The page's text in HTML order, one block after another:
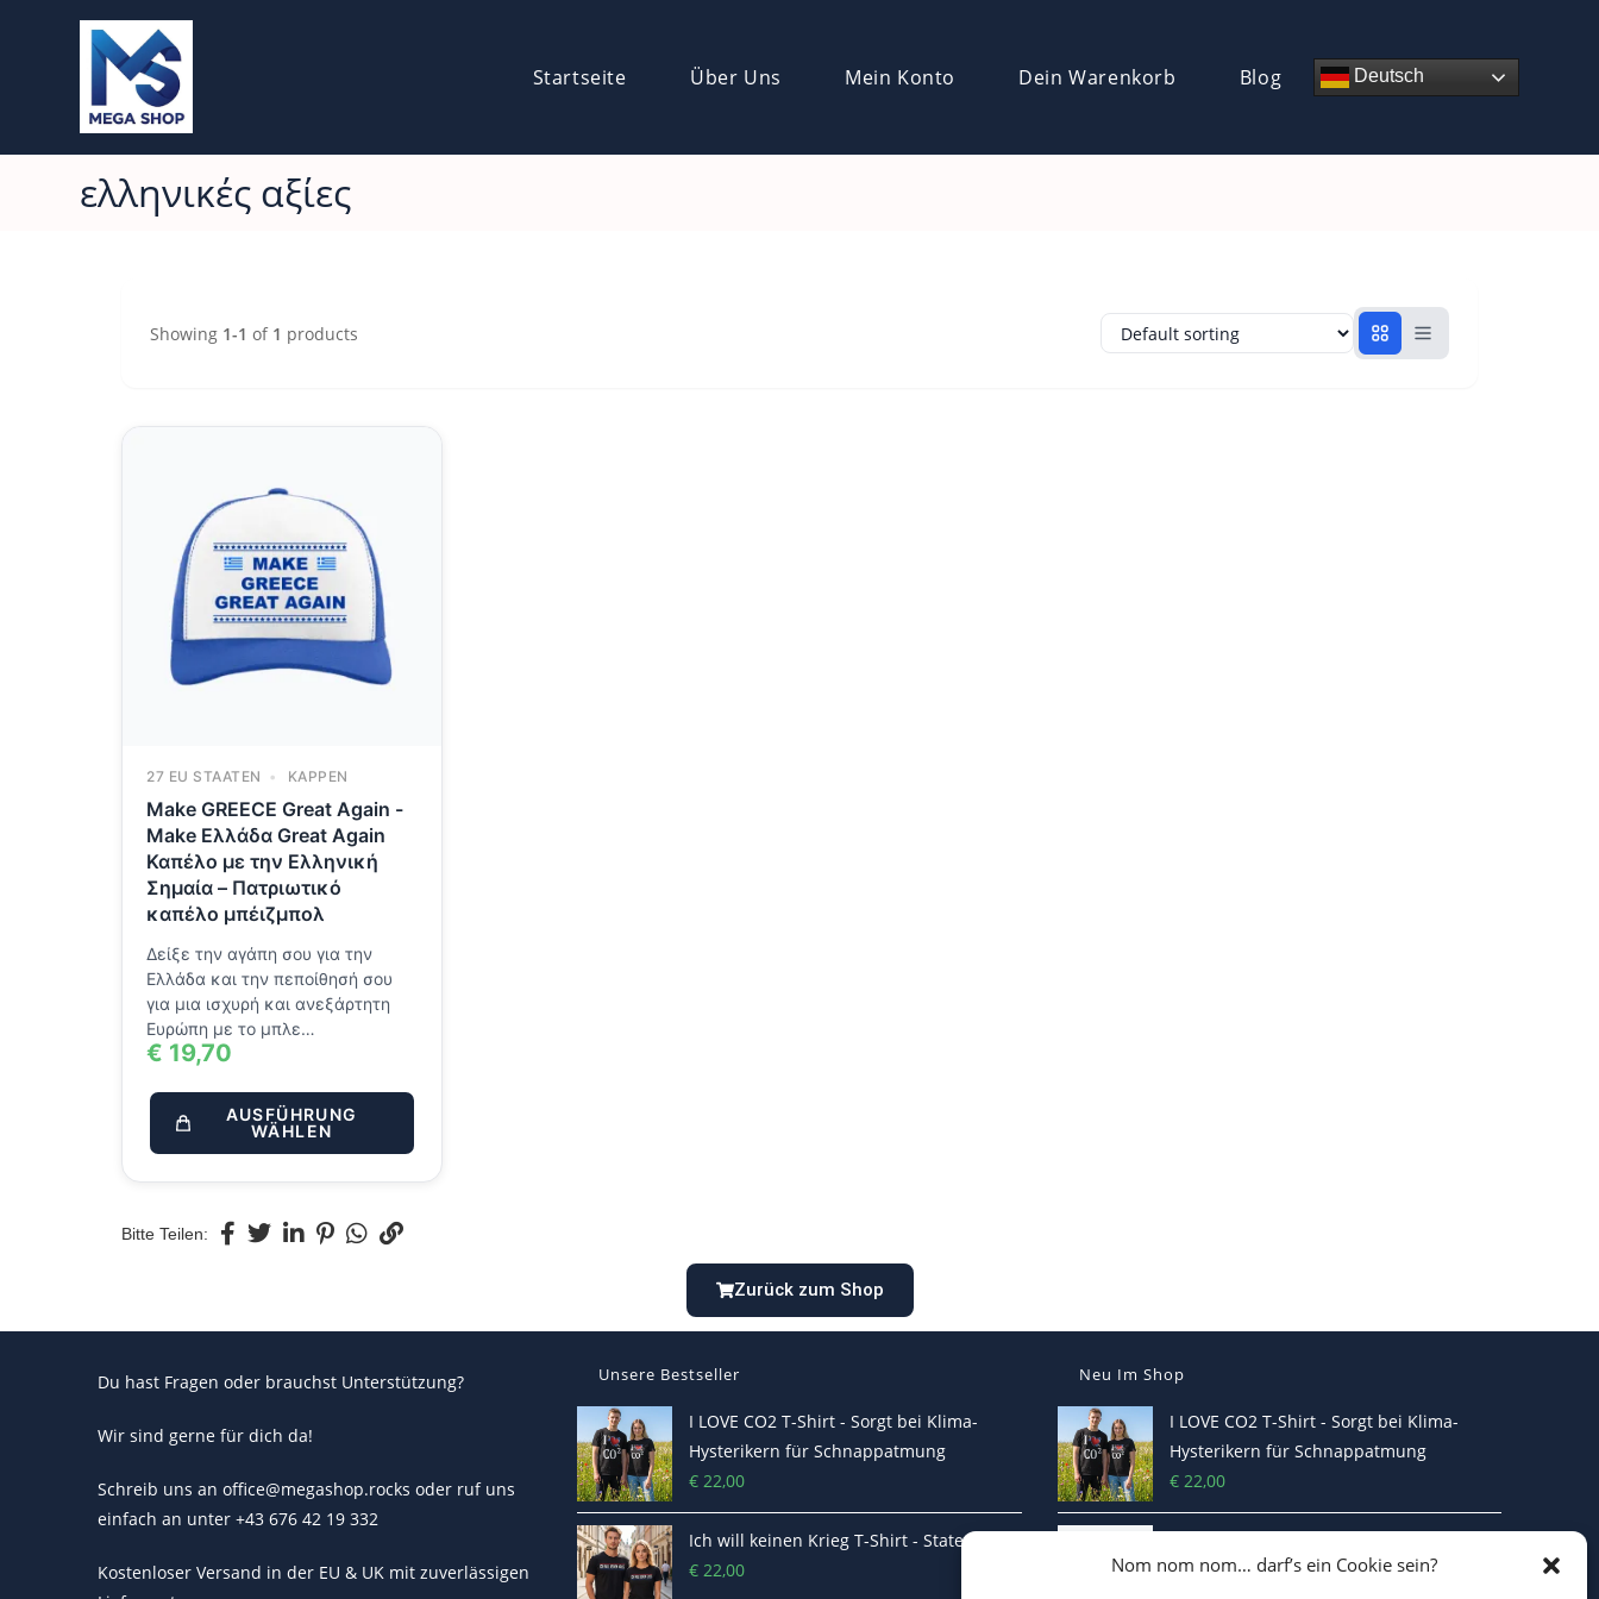
Nom nom nom… darf’s ein Cookie sein?
Deutsch
Startseite Über Uns Mein Konto Dein Warenkorb Blog
ελληνικές αξίες
Showing 1-1 of 1 products
27 EU STAATEN KAPPEN
Make GREECE Great Again -
Make Ελλάδα Great Again
Καπέλο με την Ελληνική
Σημαία – Πατριωτικό
καπέλο μπέιζμπολ
Δείξε την αγάπη σου για την
Ελλάδα και την πεποίθησή σου
για μια ισχυρή και ανεξάρτητη
Ευρώπη με το μπλε…
€ 19,70
AUSFÜHRUNG
WÄHLEN
Bitte Teilen:
Zurück zum Shop
Du hast Fragen oder brauchst Unterstützung?
Wir sind gerne für dich da!
Schreib uns an office@megashop.rocks oder ruf uns
einfach an unter +43 676 42 19 332
Kostenloser Versand in der EU & UK mit zuverlässigen
Unsere Bestseller
I LOVE CO2 T-Shirt - Sorgt bei Klima-
Hysterikern für Schnappatmung
€ 22,00
Ich will keinen Krieg T-Shirt - Statement
€ 22,00
Neu Im Shop
I LOVE CO2 T-Shirt - Sorgt bei Klima-
Hysterikern für Schnappatmung
€22,00
€19,70